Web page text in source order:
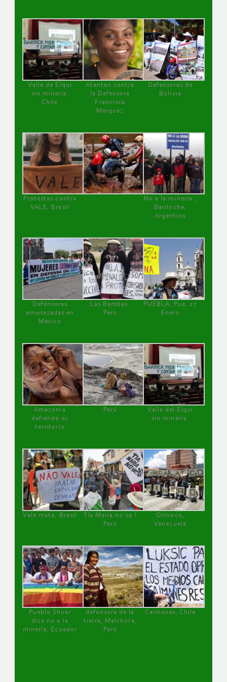
Valle de Elqui
sin minería.
Chile
Atentan contra
la Defensora
Francisca
Márquez
Defensoras de
Bolivia
Protestas contra
VALE, Brasil
No a la minería ,
Bariloche,
Argentina
Defensoras
amenazadas en
México
Las Bambas,
Perú
PUEBLA, Pue, 27
Enero
Amazonía
defiende su
territorio
Perú
Valle del Elqui
sin minería.
Vale mata, Brasil
Tía María no va !
Perú
Orinoco,
Venezuela
Pueblo Shuar
dice no a la
minería, Ecuador
defensora de la
tierra, Melchora,
Perú
Caimanes, Chile